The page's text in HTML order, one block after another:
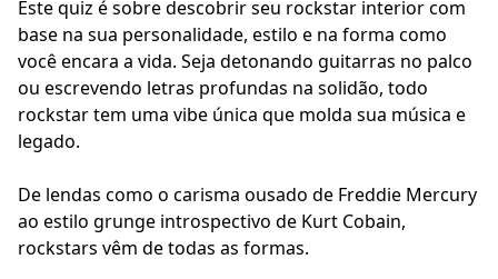
Este quiz é sobre descobrir seu rockstar interior com
base na sua personalidade, estilo e na forma como
você encara a vida. Seja detonando guitarras no palco
ou escrevendo letras profundas na solidão, todo
rockstar tem uma vibe única que molda sua música e
legado.
De lendas como o carisma ousado de Freddie Mercury
ao estilo grunge introspectivo de Kurt Cobain,
rockstars vêm de todas as formas.